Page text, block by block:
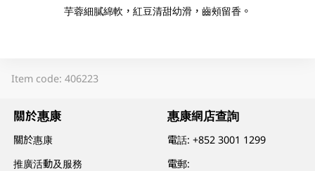
芋蓉細膩綿軟，紅豆清甜幼滑，齒頰留香。
Item code: 406223
關於惠康
關於惠康
推廣活動及服務
惠康網店查詢
電話:+852 3001 1299
電郵: